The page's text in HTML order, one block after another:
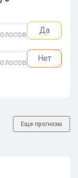
Да
Нет
Еще прогнозы